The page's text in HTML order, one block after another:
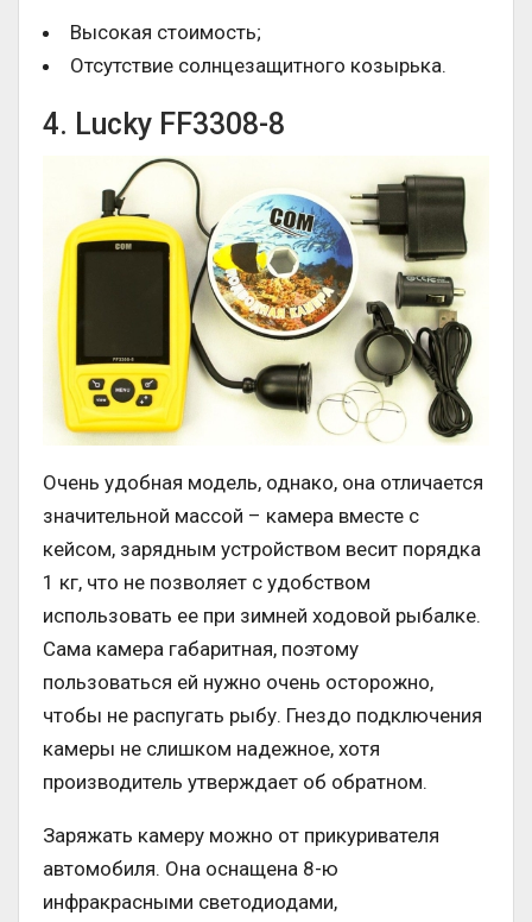
Высокая стоимость;
Отсутствие солнцезащитного козырька.
4. Lucky FF3308-8
Очень удобная модель, однако, она отличается
значительной массой – камера вместе с
кейсом, зарядным устройством весит порядка
1 кг, что не позволяет с удобством
использовать ее при зимней ходовой рыбалке.
Сама камера габаритная, поэтому
пользоваться ей нужно очень осторожно,
чтобы не распугать рыбу. Гнездо подключения
камеры не слишком надежное, хотя
производитель утверждает об обратном.
Заряжать камеру можно от прикуривателя
автомобиля. Она оснащена 8-ю
инфракрасными светодиодами,